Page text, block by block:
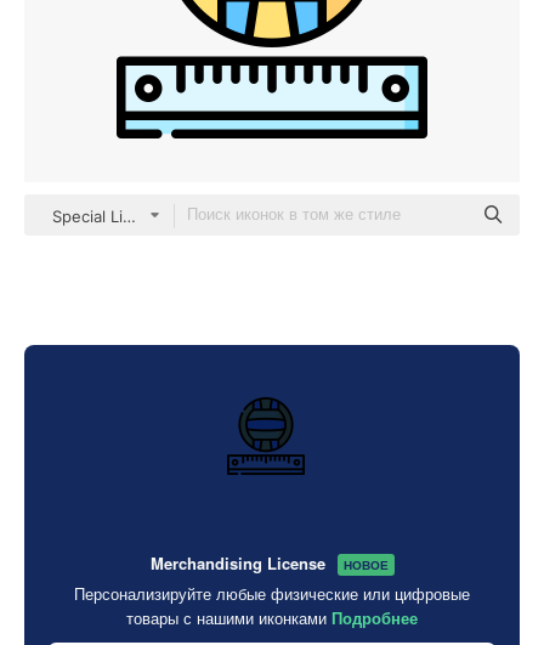
Special Lineal color
Merchandising License НОВОЕ
Персонализируйте любые физические или цифровые
товары с нашими иконками Подробнее